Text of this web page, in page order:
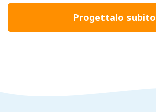
Progettalo subito